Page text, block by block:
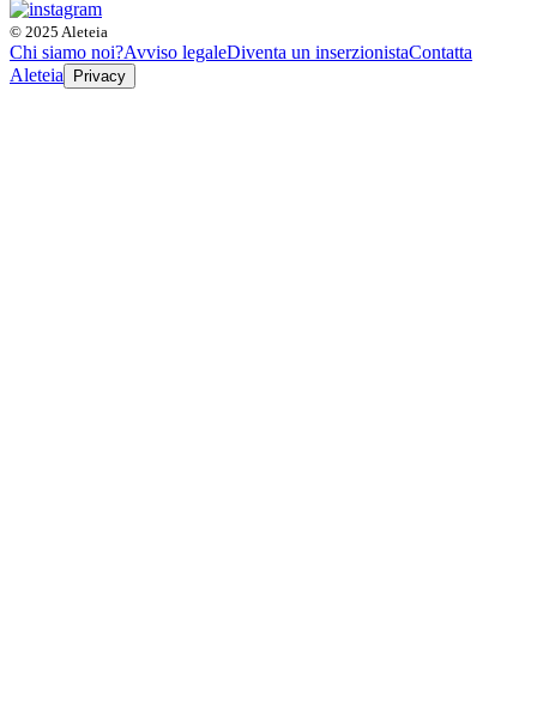
© 2025 Aleteia
Chi siamo noi?Avviso legaleDiventa un inserzionistaContatta
Aleteia
Privacy